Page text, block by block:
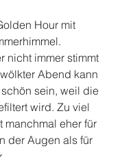
Hour mit
nicht immer stimmt
Abend kann
sein, weil die
wird. Zu viel
manchmal eher für
der Augen als für